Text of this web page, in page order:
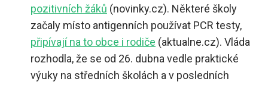
pozitivních žáků (novinky.cz). Některé školy
začaly místo antigenních používat PCR testy,
připívají na to obce i rodiče (aktualne.cz). Vláda
rozhodla, že se od 26. dubna vedle praktické
výuky na středních školách a v posledních